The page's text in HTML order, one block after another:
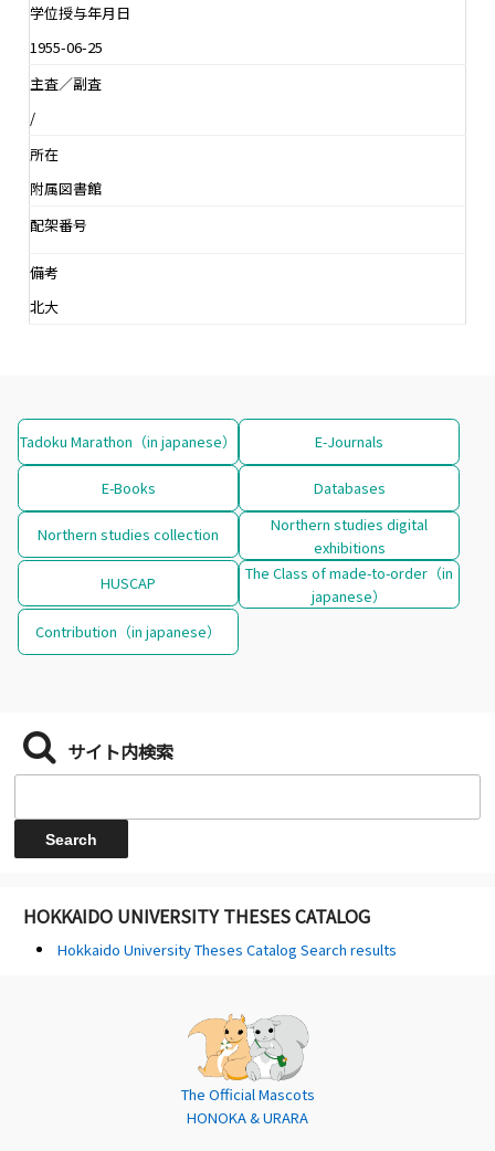
学位授与年月日
1955-06-25
主査／副査
/
所在
附属図書館
配架番号
備考
北大
Tadoku Marathon（in japanese） E-Journals
E-Books Databases
Northern studies collection
Northern studies digital
exhibitions
HUSCAP
The Class of made-to-order（in
japanese）
Contribution（in japanese）
サイト内検索
HOKKAIDO UNIVERSITY THESES CATALOG
Hokkaido University Theses Catalog Search results
The Official Mascots
HONOKA & URARA